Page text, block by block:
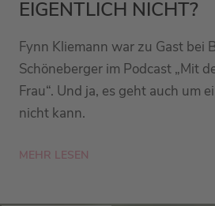
EIGENTLICH NICHT?
Fynn Kliemann war zu Gast bei
Schöneberger im Podcast „Mit
Frau“. Und ja, es geht auch um
nicht kann.
MEHR LESEN